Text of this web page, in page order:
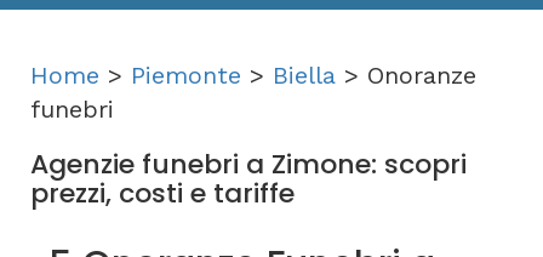
Home > Piemonte > Biella > Onoranze
funebri
Agenzie funebri a Zimone: scopri
prezzi, costi e tariffe